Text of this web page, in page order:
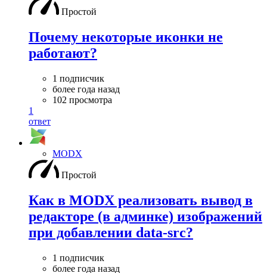
Простой
Почему некоторые иконки не
работают?
1 подписчик
более года назад
102 просмотра
1
ответ
MODX
Простой
Как в MODX реализовать вывод в
редакторе (в админке) изображений
при добавлении data-src?
1 подписчик
более года назад